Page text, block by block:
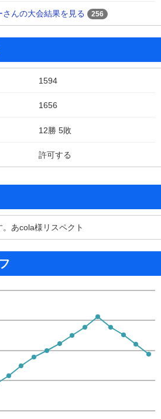
んの大会結果を見る 256
1594
1656
12勝 5敗
許可する
あcola様リスペクト